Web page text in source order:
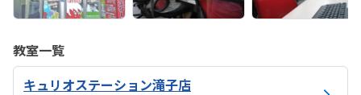
教室一覧
キュリオステーション滝子店